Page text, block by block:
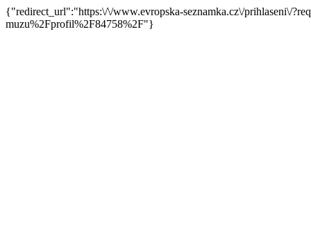
{"redirect_url":"https:\/\/www.evropska-seznamka.cz\/prihlaseni\/
muzu%2Fprofil%2F84758%2F"}